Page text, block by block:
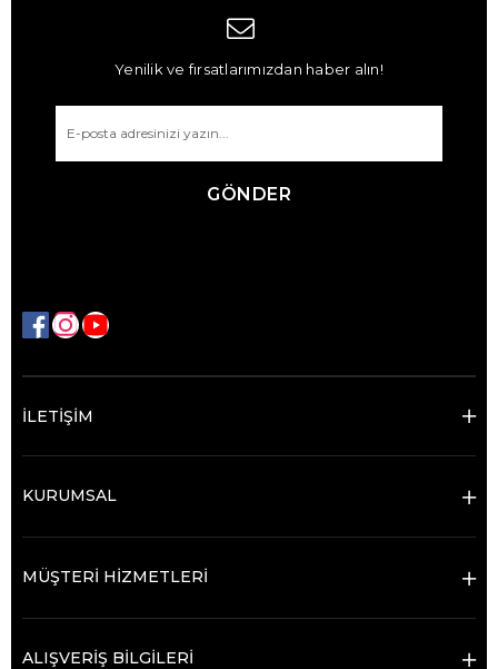
Yenilik ve fırsatlarımızdan haber alın!
GÖNDER
İLETİŞİM
KURUMSAL
MÜŞTERİ HİZMETLERİ
ALIŞVERİŞ BİLGİLERİ